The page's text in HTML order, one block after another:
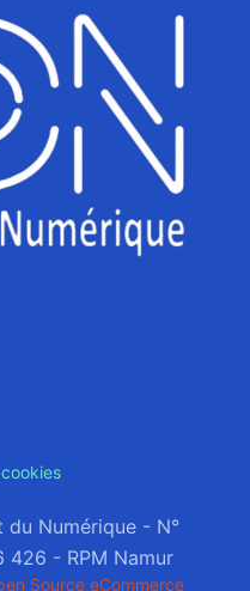
Numérique - N°
426 - RPM Namur
Source eCommerce